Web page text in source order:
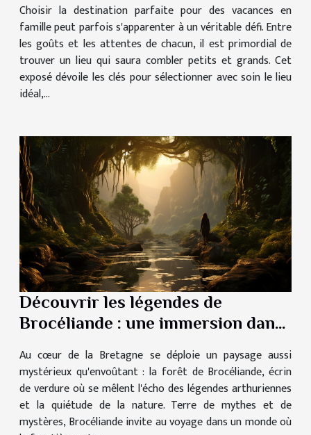
Choisir la destination parfaite pour des vacances en
famille peut parfois s'apparenter à un véritable défi. Entre
les goûts et les attentes de chacun, il est primordial de
trouver un lieu qui saura combler petits et grands. Cet
exposé dévoile les clés pour sélectionner avec soin le lieu
idéal,...
Découvrir les légendes de
Brocéliande : une immersion dans
Au cœur de la Bretagne se déploie un paysage aussi
mystérieux qu'envoûtant : la forêt de Brocéliande, écrin
de verdure où se mêlent l'écho des légendes arthuriennes
et la quiétude de la nature. Terre de mythes et de
mystères, Brocéliande invite au voyage dans un monde où